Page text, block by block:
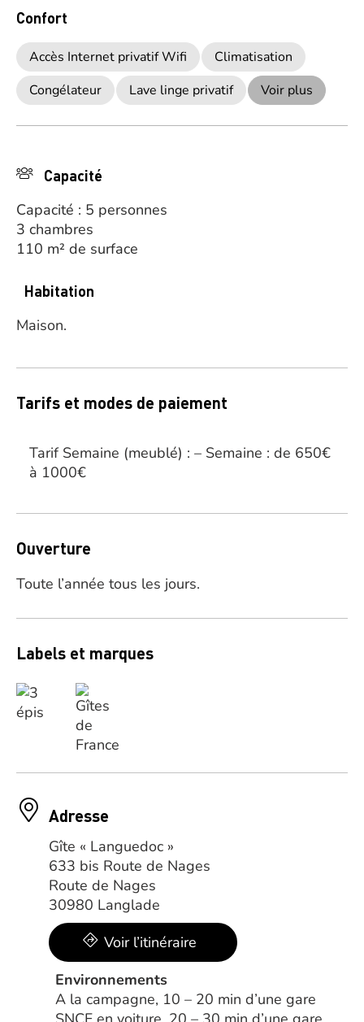
Confort
Accès Internet privatif Wifi
Climatisation
Congélateur
Lave linge privatif Voir plus
Capacité
Capacité : 5 personnes
3 chambres
110 m² de surface
Habitation
Maison.
Tarifs et modes de paiement
Tarif Semaine (meublé) : – Semaine : de 650€
à 1000€
Ouverture
Toute l’année tous les jours.
Labels et marques
Adresse
Gîte « Languedoc »
633 bis Route de Nages
Route de Nages
30980 Langlade
Voir l’itinéraire
Environnements
A la campagne, 10 – 20 min d’une gare